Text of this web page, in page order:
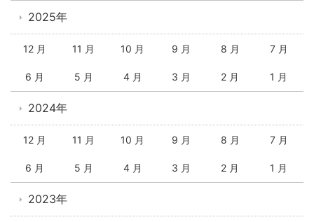
2025年
12 月 11 月 10 月 9 月 8 月 7 月
6 月 5 月 4 月 3 月 2 月 1 月
2024年
12 月 11 月 10 月 9 月 8 月 7 月
6 月 5 月 4 月 3 月 2 月 1 月
2023年